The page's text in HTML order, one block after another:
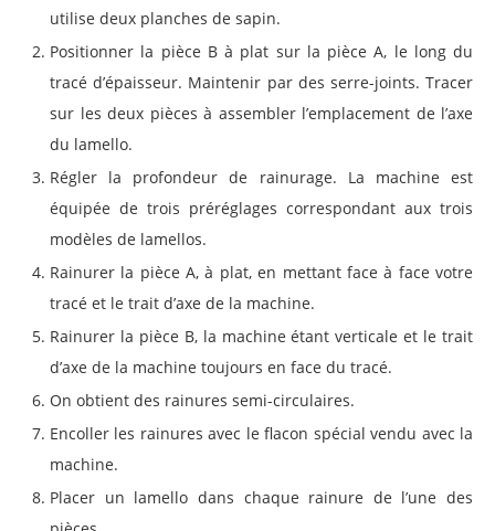
utilise deux planches de sapin.
Positionner la pièce B à plat sur la pièce A, le long du
tracé d’épaisseur. Maintenir par des serre-joints. Tracer
sur les deux pièces à assembler l’emplacement de l’axe
du lamello.
Régler la profondeur de rainurage. La machine est
équipée de trois préréglages correspondant aux trois
modèles de lamellos.
Rainurer la pièce A, à plat, en mettant face à face votre
tracé et le trait d’axe de la machine.
Rainurer la pièce B, la machine étant verticale et le trait
d’axe de la machine toujours en face du tracé.
On obtient des rainures semi-circulaires.
Encoller les rainures avec le flacon spécial vendu avec la
machine.
Placer un lamello dans chaque rainure de l’une des